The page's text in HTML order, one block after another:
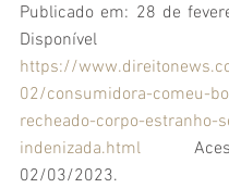
Publicado em: 28 de
https://
02/consumidora-comeu-
recheado-corpo-estranho-
indenizada.html
02/03/2023.